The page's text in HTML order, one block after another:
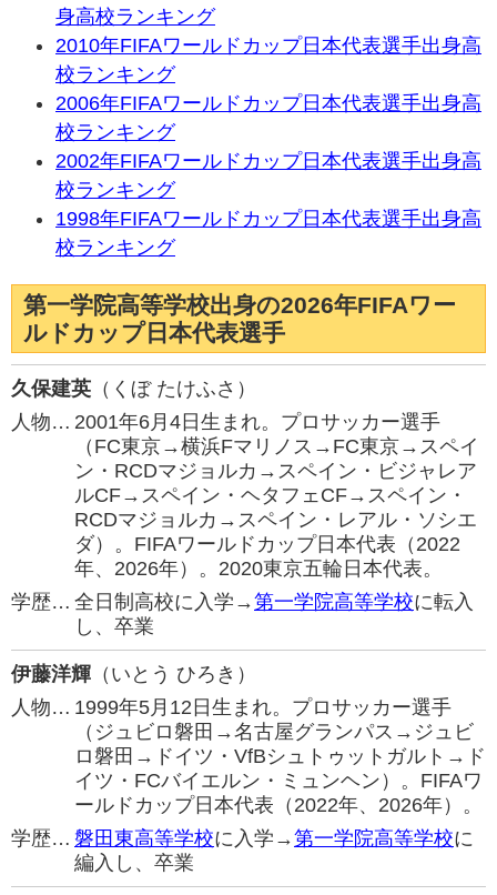
身高校ランキング
2010年FIFAワールドカップ日本代表選手出身高
校ランキング
2006年FIFAワールドカップ日本代表選手出身高
校ランキング
2002年FIFAワールドカップ日本代表選手出身高
校ランキング
1998年FIFAワールドカップ日本代表選手出身高
校ランキング
第一学院高等学校出身の2026年FIFAワー
ルドカップ日本代表選手
久保建英 （くぼ たけふさ）
人物… 2001年6月4日生まれ。プロサッカー選手
（FC東京→横浜Fマリノス→FC東京→スペイ
ン・RCDマジョルカ→スペイン・ビジャレア
ルCF→スペイン・ヘタフェCF→スペイン・
RCDマジョルカ→スペイン・レアル・ソシエ
ダ）。FIFAワールドカップ日本代表（2022
年、2026年）。2020東京五輪日本代表。
学歴… 全日制高校に入学→第一学院高等学校に転入
し、卒業
伊藤洋輝 （いとう ひろき）
人物… 1999年5月12日生まれ。プロサッカー選手
（ジュビロ磐田→名古屋グランパス→ジュビ
ロ磐田→ドイツ・VfBシュトゥットガルト→ド
イツ・FCバイエルン・ミュンヘン）。FIFAワ
ールドカップ日本代表（2022年、2026年）。
学歴… 磐田東高等学校に入学→第一学院高等学校に
編入し、卒業